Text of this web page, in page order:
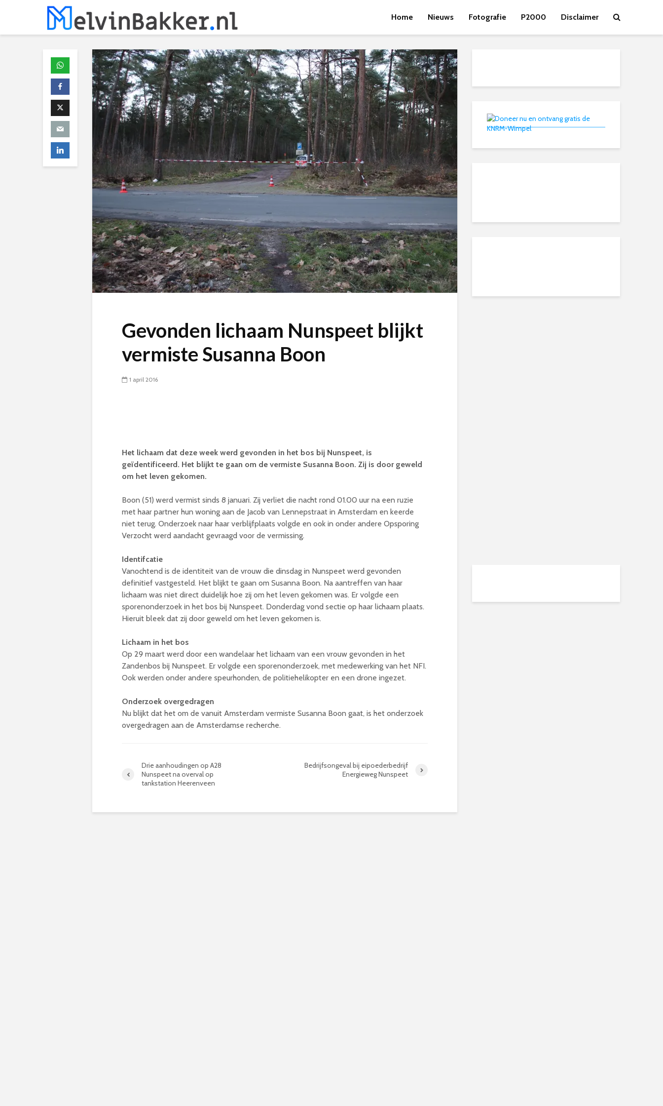
Home Nieuws Fotografie P2000 Disclaimer
Gevonden lichaam Nunspeet blijkt
vermiste Susanna Boon
1 april 2016
Het lichaam dat deze week werd gevonden in het bos bij Nunspeet, is
geïdentificeerd. Het blijkt te gaan om de vermiste Susanna Boon. Zij is door geweld
om het leven gekomen.
Boon (51) werd vermist sinds 8 januari. Zij verliet die nacht rond 01.00 uur na een ruzie
met haar partner hun woning aan de Jacob van Lennepstraat in Amsterdam en keerde
niet terug. Onderzoek naar haar verblijfplaats volgde en ook in onder andere Opsporing
Verzocht werd aandacht gevraagd voor de vermissing.
Identifcatie
Vanochtend is de identiteit van de vrouw die dinsdag in Nunspeet werd gevonden
definitief vastgesteld. Het blijkt te gaan om Susanna Boon. Na aantreffen van haar
lichaam was niet direct duidelijk hoe zij om het leven gekomen was. Er volgde een
sporenonderzoek in het bos bij Nunspeet. Donderdag vond sectie op haar lichaam plaats.
Hieruit bleek dat zij door geweld om het leven gekomen is.
Lichaam in het bos
Op 29 maart werd door een wandelaar het lichaam van een vrouw gevonden in het
Zandenbos bij Nunspeet. Er volgde een sporenonderzoek, met medewerking van het NFI.
Ook werden onder andere speurhonden, de politiehelikopter en een drone ingezet.
Onderzoek overgedragen
Nu blijkt dat het om de vanuit Amsterdam vermiste Susanna Boon gaat, is het onderzoek
overgedragen aan de Amsterdamse recherche.
Drie aanhoudingen op A28
Nunspeet na overval op
tankstation Heerenveen
Bedrijfsongeval bij eipoederbedrijf
Energieweg Nunspeet